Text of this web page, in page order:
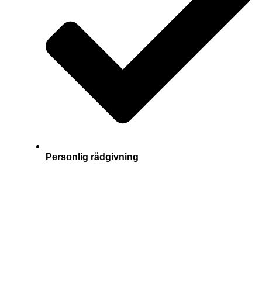
Personlig rådgivning